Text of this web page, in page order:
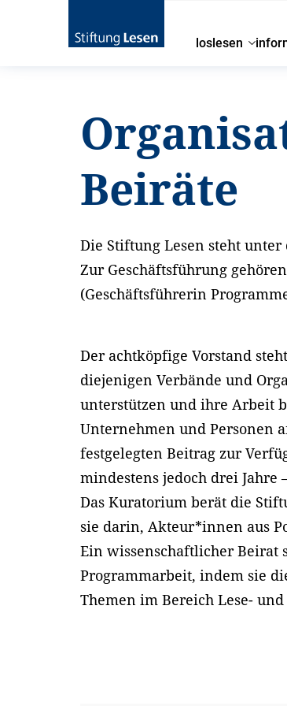
loslesen
Beiräte
Die Stiftung Lesen steht
Zur Geschäftsführung
(Geschäftsführerin
Der achtköpfige Vorstand
diejenigen Verbände und
unterstützen und ihre Arbeit
Unternehmen und Personen
festgelegten Beitrag zur
mindestens jedoch drei
Das Kuratorium berät die
sie darin, Akteur*innen aus
Ein wissenschaftlicher Beirat
Programmarbeit, indem sie
Themen im Bereich Lese-